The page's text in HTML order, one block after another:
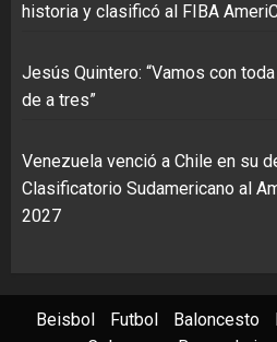
historia y clasificó al FIBA
Jesús Quintero: “Vamos con
de a tres”
Venezuela venció a Chile en su
Clasificatorio Sudamericano al
2027
Beisbol Futbol Baloncesto